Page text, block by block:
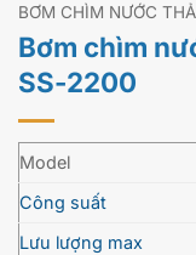
BƠM CHÌM NƯỚC
Bơm chìm
SS-2200
Model
Công suất
Lưu lượng max